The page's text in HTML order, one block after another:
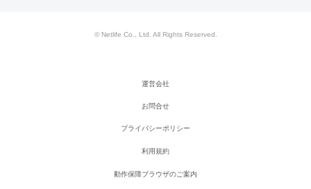
© Netlife Co., Ltd. All Rights Reserved.
運営会社
お問合せ
プライバシーポリシー
利用規約
動作保障ブラウザのご案内